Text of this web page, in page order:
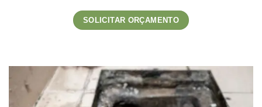
SOLICITAR ORÇAMENTO